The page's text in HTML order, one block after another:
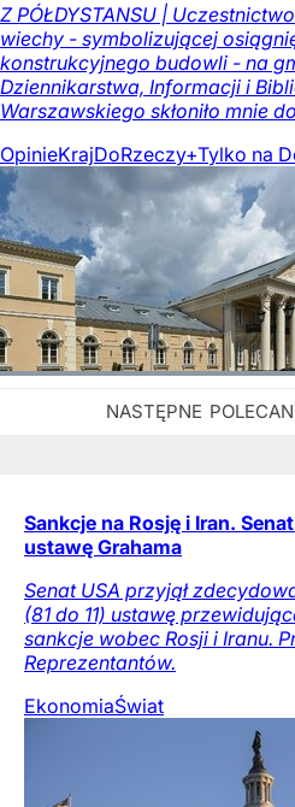
Z PÓŁDYSTANSU |
wiechy - symbolizującej
konstrukcyjnego budowli - na
Dziennikarstwa, Informacji i
Warszawskiego skłoniło mnie
OpinieKrajDoRzeczy+Tylko na
Sankcje na Rosję i Iran.
ustawę Grahama
Senat USA przyjął
(81 do 11) ustawę
sankcje wobec Rosji i Iranu.
Reprezentantów.
EkonomiaŚwiat